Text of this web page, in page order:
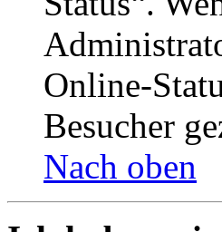
Online-
Besucher
Nach oben